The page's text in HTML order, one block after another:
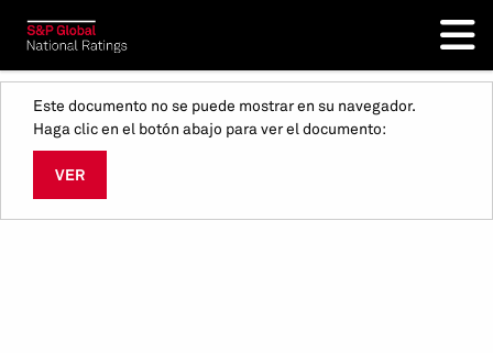
Este documento no se puede mostrar en su navegador.
Haga clic en el botón abajo para ver el documento:
VER